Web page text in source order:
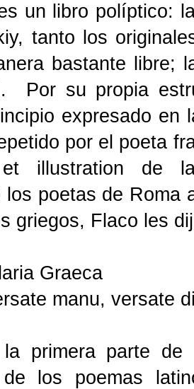
un libro políptico:
tanto los
bastante libre;
Por su propia
expresado en
por el poeta
et illustration de
los poetas de Roma
griegos, Flaco les
Graeca
manu, versate
parte de la
de los poemas